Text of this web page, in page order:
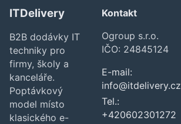
ITDelivery
B2B dodávky IT
techniky pro
firmy, školy a
kanceláře.
Poptávkový
model místo
klasického e-
Kontakt
Ogroup s.r.o.
IČO: 24845124
E-mail:
info@itdelivery.cz
Tel.:
+420602301272